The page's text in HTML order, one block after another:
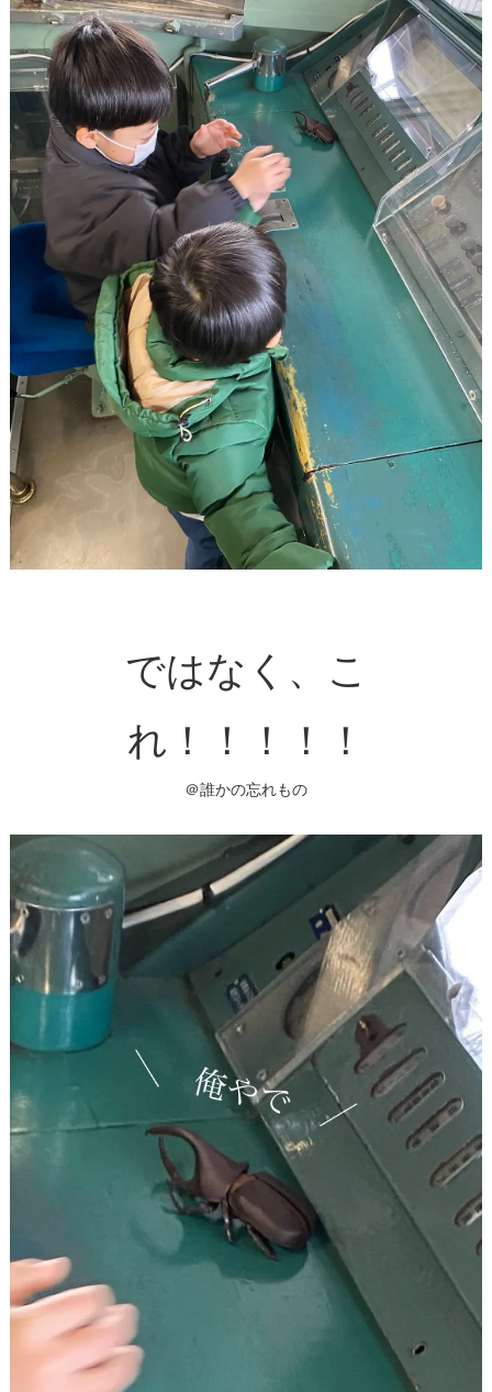
ではなく、こ
れ！！！！！
＠誰かの忘れもの